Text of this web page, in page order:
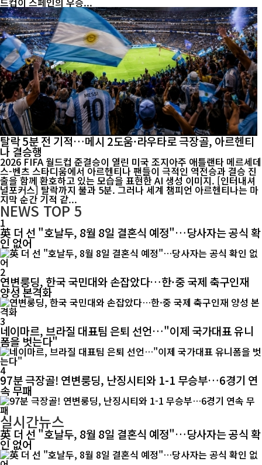
탈락 5분 전 기적…메시 2도움·라우타로 극장골, 아르헨티
나 결승행
2026 FIFA 월드컵 준결승이 열린 미국 조지아주 애틀랜타 메르세데
스-벤츠 스타디움에서 아르헨티나 팬들이 극적인 역전승과 결승 진
출을 함께 환호하고 있는 모습을 표현한 AI 생성 이미지. [인터내셔
널포커스] 탈락까지 불과 5분. 그러나 세계 챔피언 아르헨티나는 마
지막 순간 기적 같...
NEWS TOP 5
1
英 더 선 "호날두, 8월 8일 결혼식 예정"…당사자는 공식 확
인 없어
2
연변룽딩, 한국 국민대와 손잡았다…한·중 국제 축구인재
양성 본격화
3
네이마르, 브라질 대표팀 은퇴 선언…"이제 국가대표 유니
폼을 벗는다"
4
97분 극장골! 연변룽딩, 난징시티와 1-1 무승부…6경기 연
속 무패
실시간뉴스
英 더 선 "호날두, 8월 8일 결혼식 예정"…당사자는 공식 확
인 없어